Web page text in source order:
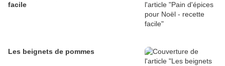
facile
Les beignets de pommes